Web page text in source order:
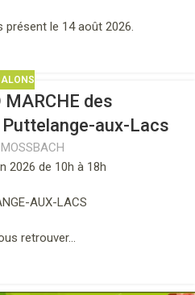
présent le 14 août 2026.
MARCHE des
Puttelange-aux-Lacs
2026 de 10h à 18h
AUX-LACS
retrouver…